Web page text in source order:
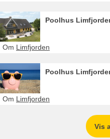
Poolhus
Om Limfjorden
Poolhus
Om Limfjorden
Vis